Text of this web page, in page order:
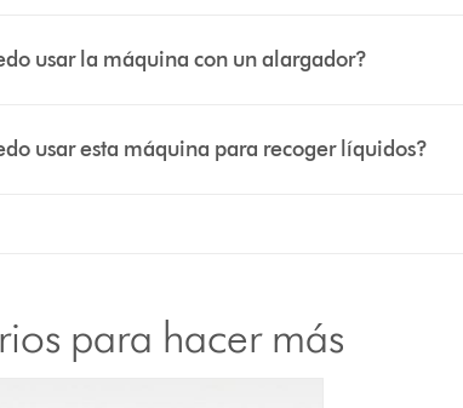
usar la máquina con un alargador?
usar esta máquina para recoger líquidos?
para hacer más